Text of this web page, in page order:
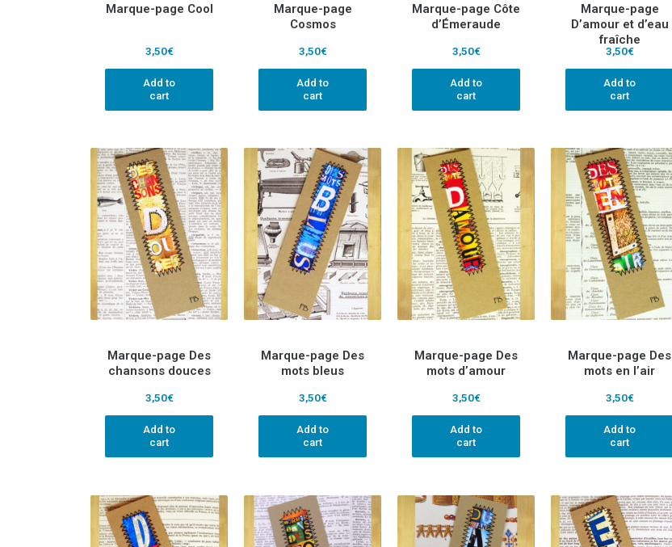
Marque-page Cool
3,50€
Add to
cart
Marque-page
Cosmos
3,50€
Add to
cart
Marque-page Côte
d’Émeraude
3,50€
Add to
cart
Marque-page
D’amour et d’eau
fraîche
3,50€
Add to
cart
Marque-page Des
chansons douces
3,50€
Add to
cart
Marque-page Des
mots bleus
3,50€
Add to
cart
Marque-page Des
mots d’amour
3,50€
Add to
cart
Marque-page Des
mots en l’air
3,50€
Add to
cart